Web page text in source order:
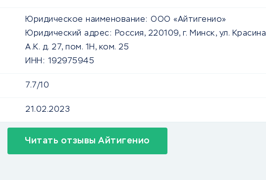
Юридическое наименование: ООО «Айтигенио»
Юридический адрес:
Россия, 220109, г. Минск, ул. Красина
А.К. д. 27, пом. 1Н, ком. 25
ИНН: 192975945
7.7/10
21.02.2023
Читать отзывы Айтигенио